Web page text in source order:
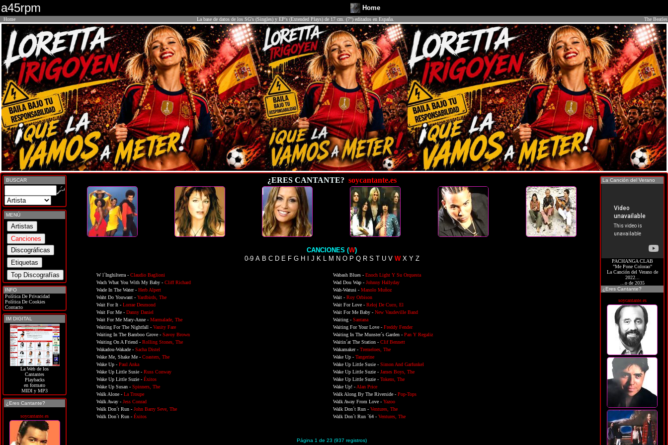
a45rpm Home
Home La base de datos de los SG's (Singles) y EP's (Extended Plays) de 17 cm. (7") editados en España. The Beatles
BUSCAR
MENÚ
INFO
Política De Privacidad
Política De Cookies
Contacto
IM DIGITAL
La Web de los
Cantantes
Playbacks
en formato
MIDI y MP3
¿Eres Cantante?
soycantante.es
¿ERES CANTANTE? soycantante.es
CANCIONES (W)
0-9 A B C D E F G H J K L M N O P Q R S T U V W X Y Z
W l´Inghilterra - Claudio Baglioni Wabash Blues - Enoch Light Y Su Orquesta
Wach What You With My Baby - Cliff Richard Wad Dou Wap - Johnny Hallyday
Wade In The Water - Herb Alpert Wah-Watusi - Manolo Muñoz
Waht Do Youwant - Yardbirds, The Wait - Roy Orbison
Wait For It - Lorrae Desmond Wait For Love - Reloj De Cuco, El
Wait For Me - Danny Daniel Wait For Me Baby - New Vaudeville Band
Wait For Me Mary-Anne - Marmalade, The Waiting - Santana
Waiting For The Nightfall - Vanity Fare Waiting For Your Love - Freddy Fender
Waiting In The Bamboo Grove - Savoy Brown Waiting In The Munster´s Garden - Pan Y Regaliz
Waiting On A Friend - Rolling Stones, The Waitin´at The Station - Clif Bennett
Wakadou-Wakade - Sacha Distel Wakamaker - Tremeloes, The
Wake Me, Shake Me - Coasters, The Wake Up - Tangerine
Wake Up - Paul Anka Wake Up Little Susie - Simon And Garfunkel
Wake Up Little Susie - Russ Conway Wake Up Little Suzie - James Boys, The
Wake Up Little Suzie - Éxitos Wake Up Little Suzie - Tokens, The
Wake Up Susan - Spinners, The Wake Up! - Alan Price
Walk Alone - La Troupe Walk Along By The Riverside - Pop-Tops
Walk Away - Jess Conrad Walk Away From Love - Yazoo
Walk Don´t Run - John Barry Seve, The Walk Don´t Run - Ventures, The
Walk Don´t Run - Éxitos Walk Don´t Run ´64 - Ventures, The
Página 1 de 23 (937 registros)
La Canción del Verano
PACHANGA CLAB
"Me Pone Colorao"
La Canción del Verano de
2022...
...o de 2035
¿Eres Cantante?
soycantante.es